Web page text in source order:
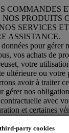
party cookies
COMMANDES
PRODUITS
SERVICES
ASSISTANCE.
pour gérer
vos achats de
votre
ultérieure ou
avoir à traiter
gérer nos
avec
et certaines
par carte, le
et les tests de